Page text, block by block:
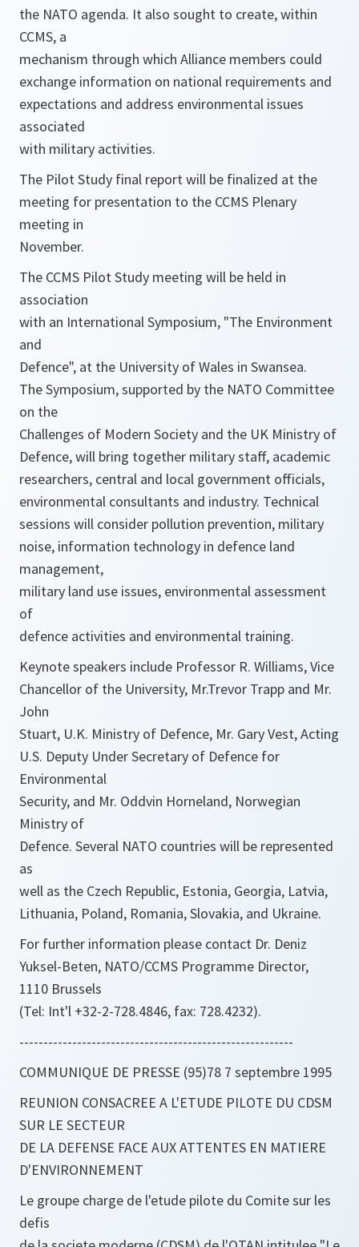
the NATO agenda. It also sought to create, within
CCMS, a
mechanism through which Alliance members could
exchange information on national requirements and
expectations and address environmental issues
associated
with military activities.
The Pilot Study final report will be finalized at the
meeting for presentation to the CCMS Plenary
meeting in
November.
The CCMS Pilot Study meeting will be held in
association
with an International Symposium, "The Environment
and
Defence", at the University of Wales in Swansea.
The Symposium, supported by the NATO Committee
on the
Challenges of Modern Society and the UK Ministry of
Defence, will bring together military staff, academic
researchers, central and local government officials,
environmental consultants and industry. Technical
sessions will consider pollution prevention, military
noise, information technology in defence land
management,
military land use issues, environmental assessment
of
defence activities and environmental training.
Keynote speakers include Professor R. Williams, Vice
Chancellor of the University, Mr.Trevor Trapp and Mr.
John
Stuart, U.K. Ministry of Defence, Mr. Gary Vest, Acting
U.S. Deputy Under Secretary of Defence for
Environmental
Security, and Mr. Oddvin Horneland, Norwegian
Ministry of
Defence. Several NATO countries will be represented
as
well as the Czech Republic, Estonia, Georgia, Latvia,
Lithuania, Poland, Romania, Slovakia, and Ukraine.
For further information please contact Dr. Deniz
Yuksel-Beten, NATO/CCMS Programme Director,
1110 Brussels
(Tel: Int'l +32-2-728.4846, fax: 728.4232).
---------------------------------------------------------
COMMUNIQUE DE PRESSE (95)78 7 septembre 1995
REUNION CONSACREE A L'ETUDE PILOTE DU CDSM
SUR LE SECTEUR
DE LA DEFENSE FACE AUX ATTENTES EN MATIERE
D'ENVIRONNEMENT
Le groupe charge de l'etude pilote du Comite sur les
defis